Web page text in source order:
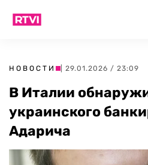
НОВОСТИ | 29.01.2026 / 23:09
В Италии
украинского
Адарича